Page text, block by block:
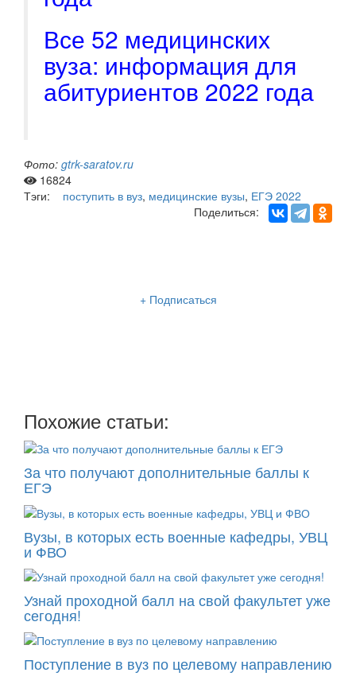
Все 52 медицинских
вуза: информация для
абитуриентов 2022 года
Фото: gtrk-saratov.ru
16824
Тэги:
поступить в вуз, медицинские вузы, ЕГЭ 2022
Поделиться:
+ Подписаться
Похожие статьи:
За что получают дополнительные баллы к
ЕГЭ
Вузы, в которых есть военные кафедры, УВЦ
и ФВО
Узнай проходной балл на свой факультет уже
сегодня!
Поступление в вуз по целевому направлению